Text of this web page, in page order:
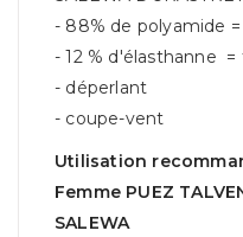
- 88% de polyamide
- 12 % d'élasthanne
- déperlant
- coupe-vent
Utilisation
Femme PUEZ
SALEWA